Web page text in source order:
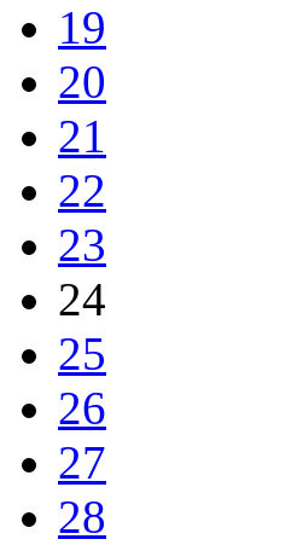
19
20
21
22
23
24
25
26
27
28